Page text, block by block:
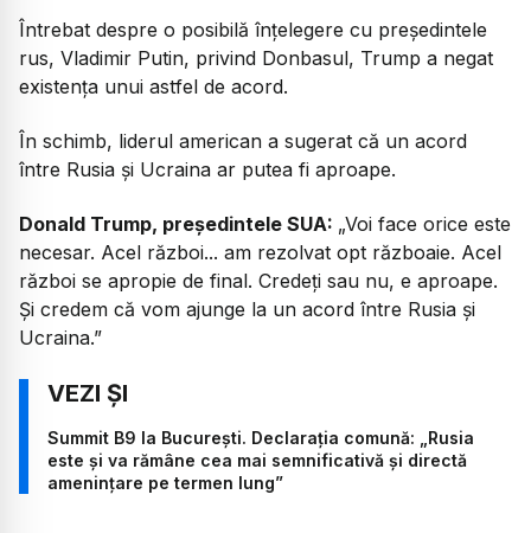
Întrebat despre o posibilă înțelegere cu președintele
rus, Vladimir Putin, privind Donbasul, Trump a negat
existența unui astfel de acord.
În schimb, liderul american a sugerat că un acord
între Rusia și Ucraina ar putea fi aproape.
Donald Trump, președintele SUA: „Voi face orice este
necesar. Acel război... am rezolvat opt războaie. Acel
război se apropie de final. Credeți sau nu, e aproape.
Și credem că vom ajunge la un acord între Rusia și
Ucraina.”
Summit B9 la București. Declarația comună: „Rusia
este şi va rămâne cea mai semnificativă şi directă
ameninţare pe termen lung”